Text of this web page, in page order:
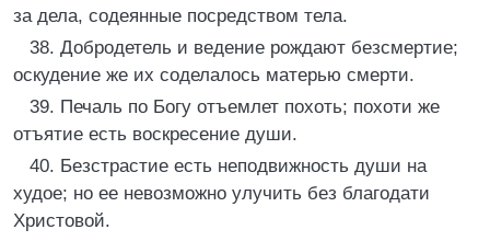
за дела, содеянные посредством тела.
38. Добродетель и ведение рождают безсмертие;
оскудение же их соделалось матерью смерти.
39. Печаль по Богу отъемлет похоть; похоти же
отъятие есть воскресение души.
40. Безстрастие есть неподвижность души на
худое; но ее невозможно улучить без благодати
Христовой.